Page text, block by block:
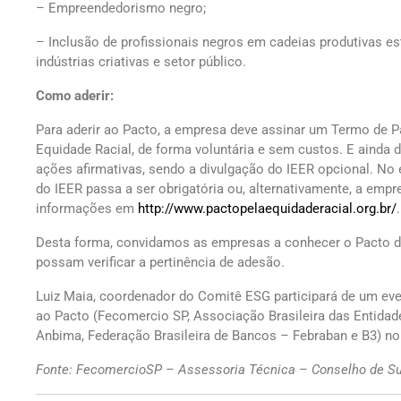
– Empreendedorismo negro;
– Inclusão de profissionais negros em cadeias produtivas
indústrias criativas e setor público.
Como aderir:
Para aderir ao Pacto, a empresa deve assinar um Termo de
Equidade Racial, de forma voluntária e sem custos. E ainda
ações afirmativas, sendo a divulgação do IEER opcional.
do IEER passa a ser obrigatória ou, alternativamente, a
informações em http://www.pactopelaequidaderacial.org.br/
Desta forma, convidamos as empresas a conhecer o Pacto
possam verificar a pertinência de adesão.
Luiz Maia, coordenador do Comitê ESG participará de um
ao Pacto (Fecomercio SP, Associação Brasileira das
Anbima, Federação Brasileira de Bancos – Febraban e B3)
Fonte: FecomercioSP – Assessoria Técnica – Conselho de